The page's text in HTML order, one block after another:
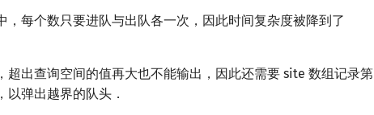
，每个数只要进队与出队各一次，因此时间复杂度被降到了
超出查询空间的值再大也不能输出，因此还需要 site 数组记录第
弹出越界的队头．